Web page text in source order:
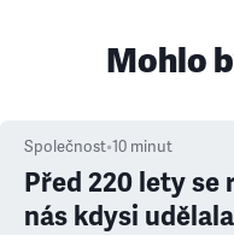
Mohlo
Společnost•10 minut
Před 220 lety se
nás kdysi